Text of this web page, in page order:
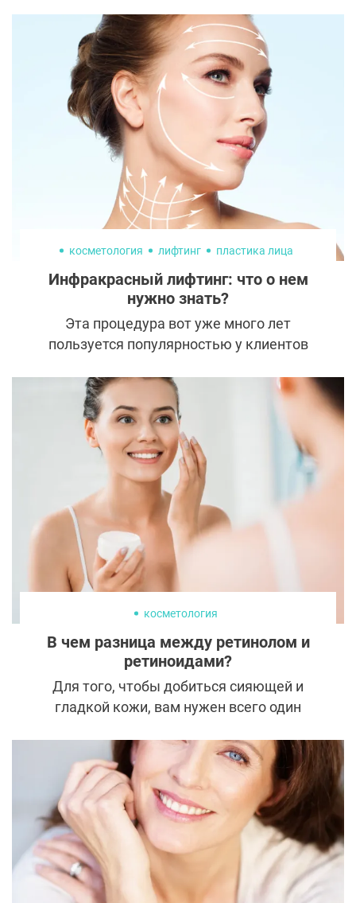
косметология лифтинг пластика лица
Инфракрасный лифтинг: что о нем
нужно знать?
Эта процедура вот уже много лет
пользуется популярностью у клиентов
мнения, что она уже устарела и в
долгосрочной перспективе может
привести к раннему старению.
Рассказываем, как на самом деле
работает инфракрасный лифтинг и
развеиваем популярные мифы о нем.
косметология
В чем разница между ретинолом и
ретиноидами?
Для того, чтобы добиться сияющей и
гладкой кожи, вам нужен всего один
на каждом шагу: ретинол. Этот витамин не
зря стал одним из самых востребованных
антивозрастных компонентов на рынке.
Ретинол помогает стимулировать
выработку коллагена, усиливает
клеточный обмен, укрепляет кожу,
сглаживает морщины и выравнивает
пигментацию.